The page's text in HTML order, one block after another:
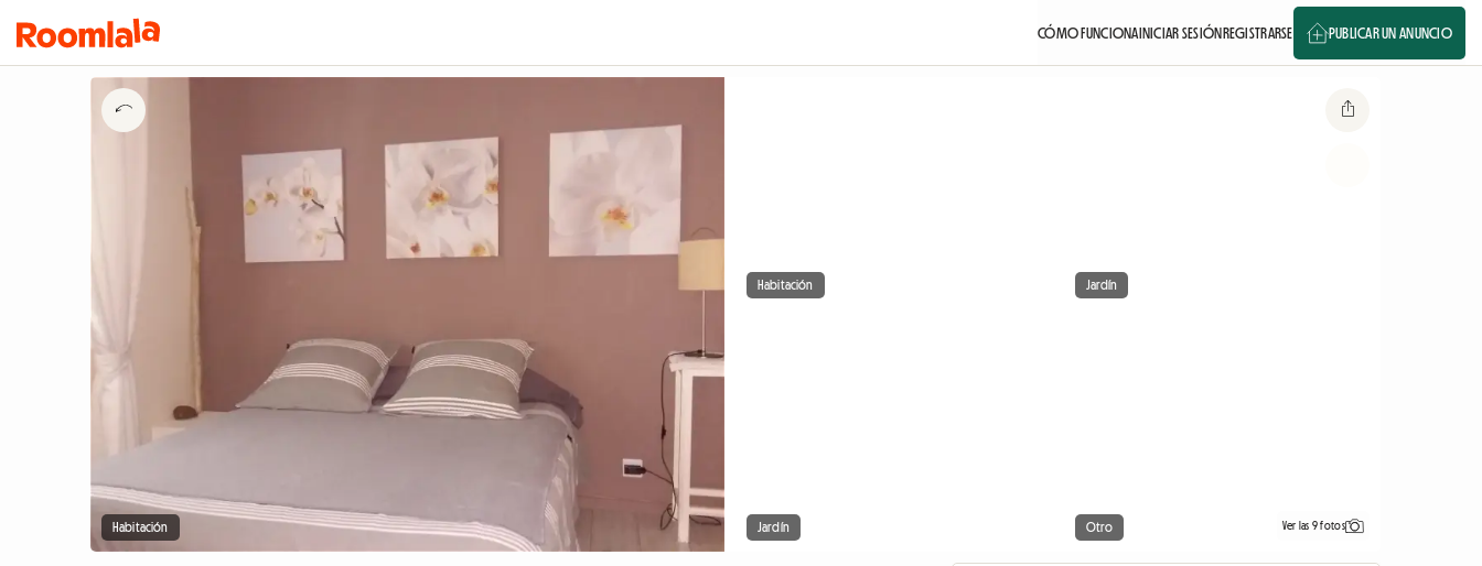
CÓMO FUNCIONAINICIAR SESIÓNREGISTRARSE PUBLICAR UN ANUNCIO
Habitación
Habitación Jardín
Jardín Otro Ver las 9 fotos